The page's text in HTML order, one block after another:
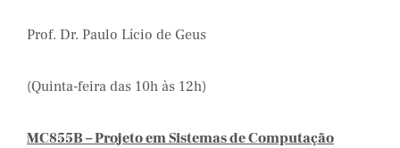
Prof. Dr. Paulo Lício de Geus
(Quinta-feira das 10h às 12h)
MC855B – Projeto em Sistemas de Computação